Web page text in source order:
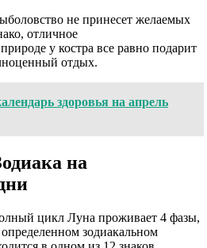
не принесет желаемых
отличное
у костра все равно подарит
отдых.
здоровья на апрель
на
цикл Луна проживает 4 фазы,
зодиакальном